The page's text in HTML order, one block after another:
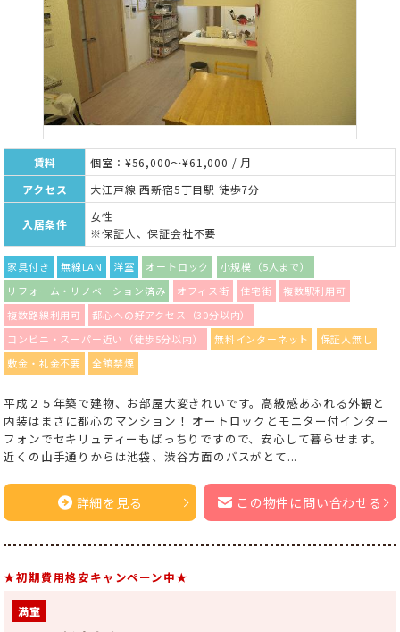
賃料
個室：¥56,000～¥61,000 / 月
アクセス
大江戸線 西新宿5丁目駅 徒歩7分
入居条件
女性
※保証人、保証会社不要
家具付き 無線LAN 洋室 オートロック
小規模（5人まで）
リフォーム・リノベーション済み
オフィス街 住宅街
複数駅利用可
複数路線利用可
都心への好アクセス（30分以内）
コンビニ・スーパー近い（徒歩5分以内）
無料インターネット
保証人無し
敷金・礼金不要
全館禁煙
平成２５年築で建物、お部屋大変きれいです。高級感あふれる外観と
内装はまさに都心のマンション！ オートロックとモニター付インター
フォンでセキリュティーもばっちりですので、安心して暮らせます。
近くの山手通りからは池袋、渋谷方面のバスがとて...
詳細を見る この物件に問い合わせる
★初期費用格安キャンペーン中★
満室